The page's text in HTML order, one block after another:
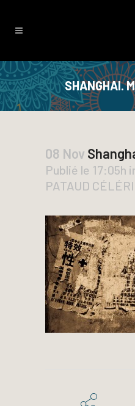
SHANGHAI.
08 Nov
Publié le 17:05h
PATAUD